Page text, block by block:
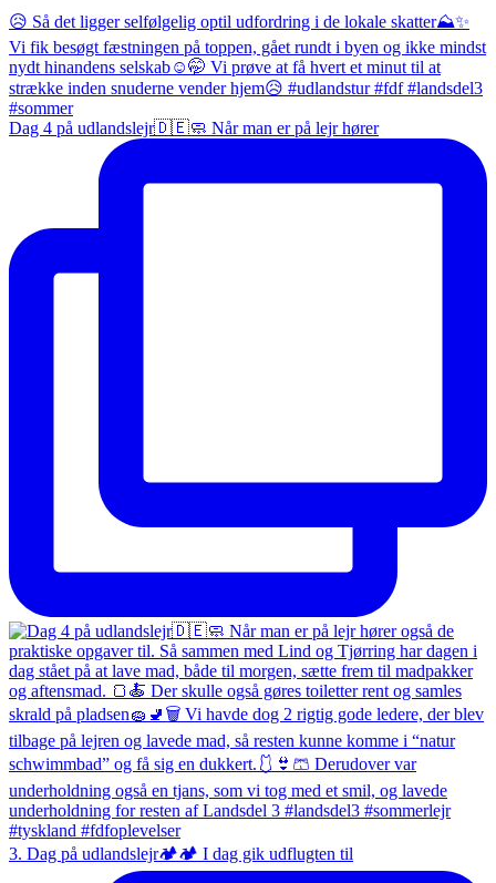
Dag 4 på udlandslejr🇩🇪🧼 Når man er på lejr hører
3. Dag på udlandslejr🏕️🏕️ I dag gik udflugten til